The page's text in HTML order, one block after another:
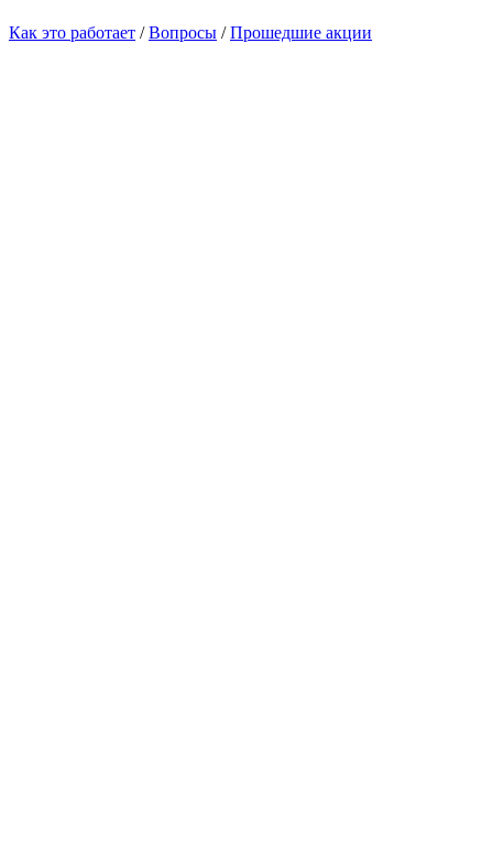
Как это работает / Вопросы / Прошедшие акции